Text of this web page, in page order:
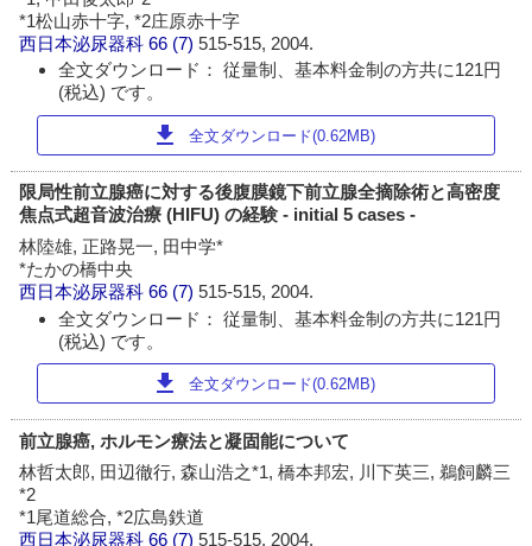
*1松山赤十字, *2庄原赤十字
西日本泌尿器科 66 (7)515-515, 2004.
全文ダウンロード： 従量制、基本料金制の方共に121円
(税込) です。
download 全文ダウンロード(0.62MB)
限局性前立腺癌に対する後腹膜鏡下前立腺全摘除術と高密度
焦点式超音波治療 (HIFU) の経験 - initial 5 cases -
林陸雄, 正路晃一, 田中学*
*たかの橋中央
西日本泌尿器科 66 (7)515-515, 2004.
全文ダウンロード： 従量制、基本料金制の方共に121円
(税込) です。
download 全文ダウンロード(0.62MB)
前立腺癌, ホルモン療法と凝固能について
林哲太郎, 田辺徹行, 森山浩之*1, 橋本邦宏, 川下英三, 鵜飼麟三
*2
*1尾道総合, *2広島鉄道
西日本泌尿器科 66 (7)515-515, 2004.